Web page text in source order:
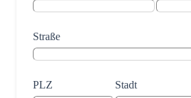
Straße
PLZ Stadt